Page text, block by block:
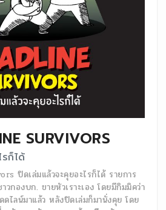
SURVIVORS
ก็ได้
ปิดเล่มแล้วจะคุยอะไรก็ได้ รายการ
วกองบก. ขายหัวเราะเอง โดยมีกิมมิคว่า
ไลน์มาแล้ว หลังปิดเล่มก็มานั่งคุย โดย